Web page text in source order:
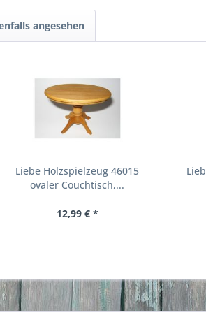
angesehen
Liebe Holzspielzeug 46015
ovaler Couchtisch,...
12,99 € *